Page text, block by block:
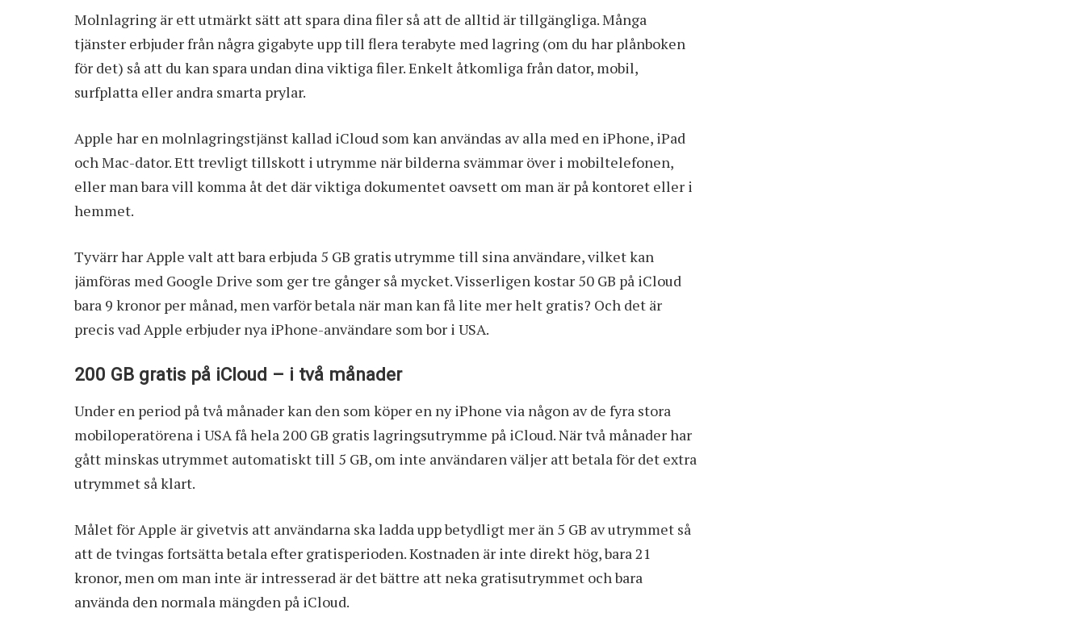
Molnlagring är ett utmärkt sätt att spara dina filer så att de alltid är tillgängliga. Många
tjänster erbjuder från några gigabyte upp till flera terabyte med lagring (om du har plånboken
för det) så att du kan spara undan dina viktiga filer. Enkelt åtkomliga från dator, mobil,
surfplatta eller andra smarta prylar.
Apple har en molnlagringstjänst kallad iCloud som kan användas av alla med en iPhone, iPad
och Mac-dator. Ett trevligt tillskott i utrymme när bilderna svämmar över i mobiltelefonen,
eller man bara vill komma åt det där viktiga dokumentet oavsett om man är på kontoret eller i
hemmet.
Tyvärr har Apple valt att bara erbjuda 5 GB gratis utrymme till sina användare, vilket kan
jämföras med Google Drive som ger tre gånger så mycket. Visserligen kostar 50 GB på iCloud
bara 9 kronor per månad, men varför betala när man kan få lite mer helt gratis? Och det är
precis vad Apple erbjuder nya iPhone-användare som bor i USA.
200 GB gratis på iCloud – i två månader
Under en period på två månader kan den som köper en ny iPhone via någon av de fyra stora
mobiloperatörena i USA få hela 200 GB gratis lagringsutrymme på iCloud. När två månader har
gått minskas utrymmet automatiskt till 5 GB, om inte användaren väljer att betala för det extra
utrymmet så klart.
Målet för Apple är givetvis att användarna ska ladda upp betydligt mer än 5 GB av utrymmet så
att de tvingas fortsätta betala efter gratisperioden. Kostnaden är inte direkt hög, bara 21
kronor, men om man inte är intresserad är det bättre att neka gratisutrymmet och bara
använda den normala mängden på iCloud.